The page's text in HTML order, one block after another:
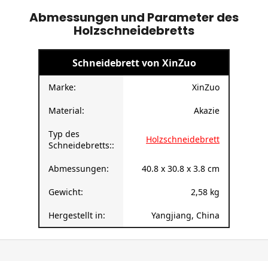
Abmessungen und Parameter des
Holzschneidebretts
Schneidebrett von XinZuo
Marke: XinZuo
Material: Akazie
Typ des
Schneidebretts::
Holzschneidebrett
Abmessungen: 40.8 x 30.8 x 3.8 cm
Gewicht: 2,58 kg
Hergestellt in: Yangjiang, China